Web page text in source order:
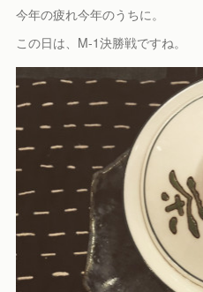
今年の疲れ今年のうちに。
この日は、M-1決勝戦ですね。